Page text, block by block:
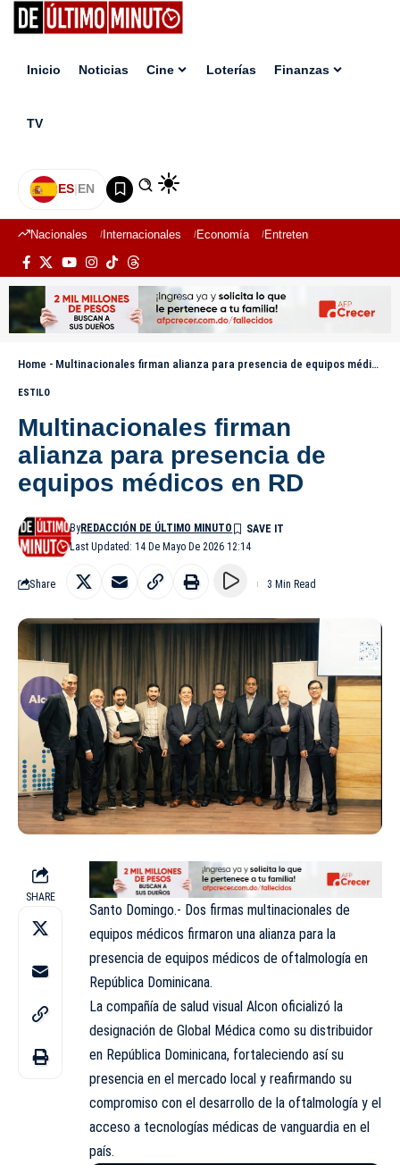
Inicio Noticias Cine Loterías Finanzas
TV
ES|EN
Nacionales Internacionales Economía Entretenimiento
Home - Multinacionales firman alianza para presencia de equipos médicos en RD
ESTILO
Multinacionales firman
alianza para presencia de
equipos médicos en RD
Last Updated: 14 De Mayo De 2026 12:14
ByREDACCIÓN DE ÚLTIMO MINUTO
Share 3 Min Read
SHARE
Santo Domingo.- Dos firmas multinacionales de
equipos médicos firmaron una alianza para la
presencia de equipos médicos de oftalmología en
República Dominicana.
La compañía de salud visual Alcon oficializó la
designación de Global Médica como su distribuidor
en República Dominicana, fortaleciendo así su
presencia en el mercado local y reafirmando su
compromiso con el desarrollo de la oftalmología y el
acceso a tecnologías médicas de vanguardia en el
país.